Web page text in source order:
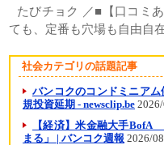
たびチョク ／■【口コミ
ても、定番も穴場も自由自
社会カテゴリの話題記事
バンコクのコンドミニア
規投資延期 - newsclip.be
【経済】米金融大手BofA
まる」 | バンコク週報 2026/